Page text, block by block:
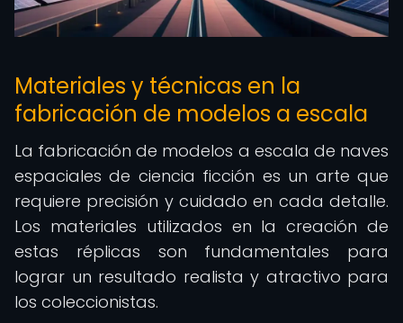
Materiales y técnicas en la
fabricación de modelos a escala
La fabricación de modelos a escala de naves
espaciales de ciencia ficción es un arte que
requiere precisión y cuidado en cada detalle.
Los materiales utilizados en la creación de
estas réplicas son fundamentales para
lograr un resultado realista y atractivo para
los coleccionistas.